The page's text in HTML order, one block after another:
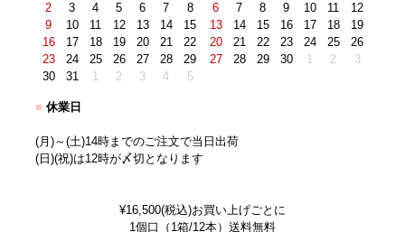
2
3 4 5 6 7
8
9
10 11 12 13 14
15
16
17 18 19 20 21
22
23
24 25 26 27 28
29
30
31 1 2 3 4 5
6
7 8 9 10 11
12
13
14 15 16 17 18
19
20
21 22 23 24 25
26
27
28 29 30 1 2 3
■ 休業日
(月)～(土)14時までのご注文で当日出荷
(日)(祝)は12時が〆切となります
¥16,500(税込)お買い上げごとに
1個口（1箱/12本）送料無料